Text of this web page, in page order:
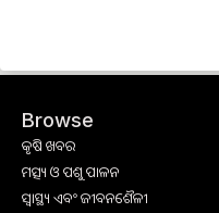
Browse
କୃଷି ଖବର
ମତ୍ସ୍ୟ ଓ ପଶୁ ପାଳନ
ସ୍ୱାସ୍ଥ୍ୟ ଏବଂ ଜୀବନଶୈଳୀ